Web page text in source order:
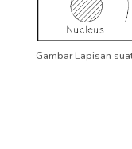
Gambar Lapisan